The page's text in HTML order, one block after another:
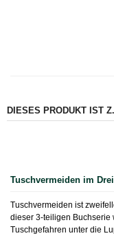
DIESES PRODUKT IST
Tuschvermeiden im
Tuschvermeiden ist
dieser 3-teiligen Buchserie
Tuschgefahren unter die